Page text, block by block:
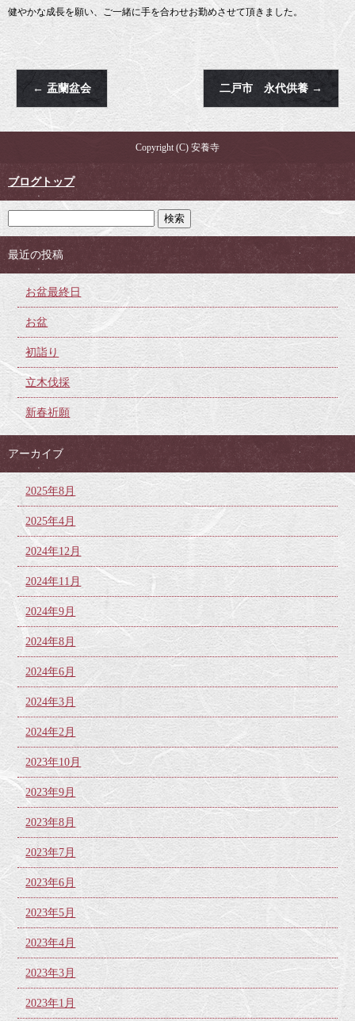
健やかな成長を願い、ご一緒に手を合わせお勤めさせて頂きました。
← 盂蘭盆会 二戸市 永代供養 →
Copyright (C) 安養寺
ブログトップ
最近の投稿
お盆最終日
お盆
初詣り
立木伐採
新春祈願
アーカイブ
2025年8月
2025年4月
2024年12月
2024年11月
2024年9月
2024年8月
2024年6月
2024年3月
2024年2月
2023年10月
2023年9月
2023年8月
2023年7月
2023年6月
2023年5月
2023年4月
2023年3月
2023年1月